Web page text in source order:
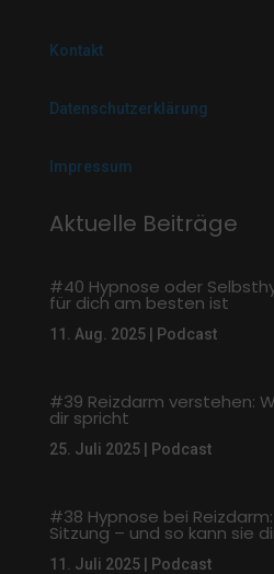
Kontakt
Datenschutzerklärung
Impressum
Aktuelle Beiträge
#40 Hypnose oder
für dich am besten ist
11. Aug. 2025| Podcast
#39 Reizdarm verstehen:
dir spricht
25. Juli 2025| Podcast
#38 Hypnose bei
Sitzung – und so kann sie
11. Juli 2025| Podcast